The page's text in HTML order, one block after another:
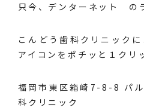
只今、 デンターネット の
こんどう歯科クリニック
アイコンをポチッと１クリ
福岡市東区箱崎7-8-8 パ
科クリニック